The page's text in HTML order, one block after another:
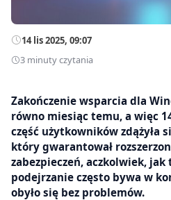
14 lis 2025, 09:07
3 minuty czytania
Zakończenie wsparcia dla
równo miesiąc temu, a więc
część użytkowników zdążyła
który gwarantował
zabezpieczeń, aczkolwiek,
podejrzanie często bywa w
obyło się bez problemów.